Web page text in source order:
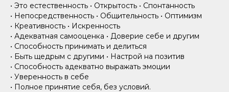
• Это естественность • Открытость • Спонтанность
• Непосредственность • Общительность • Оптимизм
• Креативность • Искренность
• Адекватная самооценка • Доверие себе и другим
• Способность принимать и делиться
• Быть щедрым с другими • Настрой на позитив
• Способность адекватно выражать эмоции
• Уверенность в себе
• Полное принятие себя, без условий.